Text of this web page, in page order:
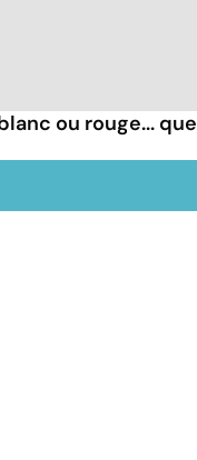
ou rouge...